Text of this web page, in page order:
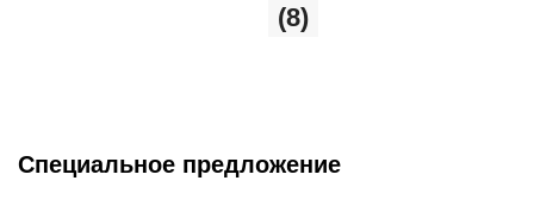
(8)
Специальное предложение